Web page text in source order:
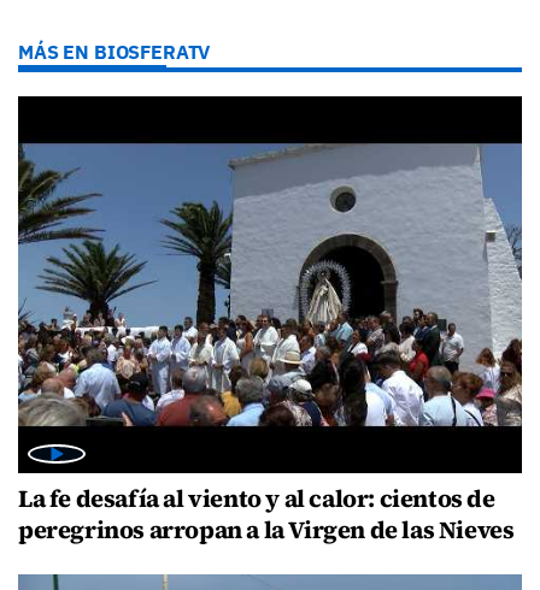
MÁS EN BIOSFERATV
La fe desafía al viento y al calor: cientos de
peregrinos arropan a la Virgen de las Nieves